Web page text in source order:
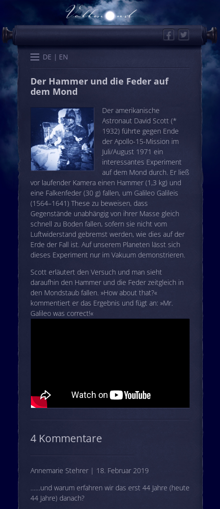
FacebookTwitter
DE EN
Start Kalender Karten
Der Hammer und die Feder auf
dem Mond
Der amerikanische
Astronaut David Scott (*
1932) führte gegen Ende
der Apollo-15-Mission im
Juli/August 1971 ein
interessantes Experiment
auf dem Mond durch. Er ließ
vor laufender Kamera einen Hammer (1,3 kg) und
eine Falkenfeder (30 g) fallen, um Galileo Galileis
(1564–1641) These zu beweisen, dass
Gegenstände unabhängig von ihrer Masse gleich
schnell zu Boden fallen, sofern sie nicht vom
Luftwiderstand gebremst werden, wie dies auf der
Erde der Fall ist. Auf unserem Planeten lässt sich
dieses Experiment nur im Vakuum demonstrieren.
Scott erläutert den Versuch und man sieht
daraufhin den Hammer und die Feder zeitgleich in
den Mondstaub fallen. »How about that?«
kommentiert er das Ergebnis und fügt an: »Mr.
Galileo was correct!«
4 Kommentare
Annemarie Stehrer | 18. Februar 2019
……und warum erfahren wir das erst 44 Jahre (heute
44 Jahre) danach?